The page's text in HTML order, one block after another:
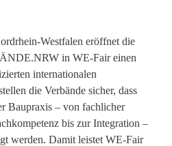
Westfalen eröffnet die
in WE-Fair einen
internationalen
die Verbände sicher, dass
Baupraxis – von fachlicher
bis zur Integration –
werden. Damit leistet WE-Fair